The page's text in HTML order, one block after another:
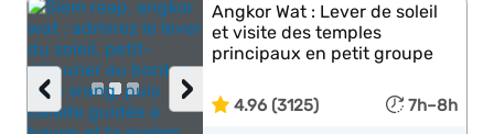
›
‹
Angkor Wat : Lever de soleil
et visite des temples
principaux en petit groupe
4.96 (3125) 7h–8h